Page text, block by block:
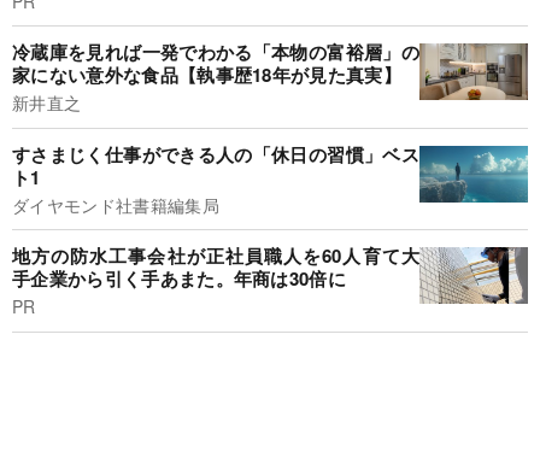
冷蔵庫を見れば一発でわかる「本物の富裕層」の
家にない意外な食品【執事歴18年が見た真実】
新井直之
すさまじく仕事ができる人の「休日の習慣」ベス
ト1
ダイヤモンド社書籍編集局
地方の防水工事会社が正社員職人を60人育て大
手企業から引く手あまた。年商は30倍に
PR